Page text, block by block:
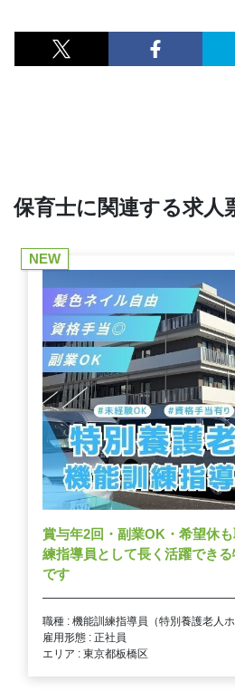
保育士に関連する求人
NEW
賞与年2回・副業OK・希望休
練指導員として長く活躍でき
です
職種 : 機能訓練指導員（特別養護老人ホ
雇用形態 : 正社員
エリア : 東京都板橋区